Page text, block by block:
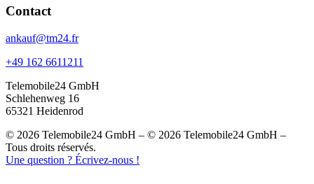
Contact
ankauf@tm24.fr
+49 162 6611211
Telemobile24 GmbH
Schlehenweg 16
65321 Heidenrod
© 2026 Telemobile24 GmbH – © 2026 Telemobile24 GmbH –
Tous droits réservés.
Une question ? Écrivez-nous !